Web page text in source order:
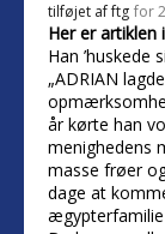
tilføjet afftg for
Her er artiklen
Han ’huskede
„ADRIAN
år kørte han
menighedens
masse frøer
dage at
ægypterfamilie